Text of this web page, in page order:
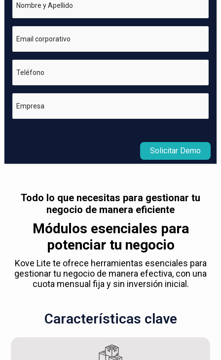
Nombre y Apellido
Email corporativo
Teléfono
Empresa
Solicitar Demo
Todo lo que necesitas para gestionar tu
negocio de manera eficiente
Módulos esenciales para
potenciar tu negocio
Kove Lite te ofrece herramientas esenciales para
gestionar tu negocio de manera efectiva, con una
cuota mensual fija y sin inversión inicial.
Características clave